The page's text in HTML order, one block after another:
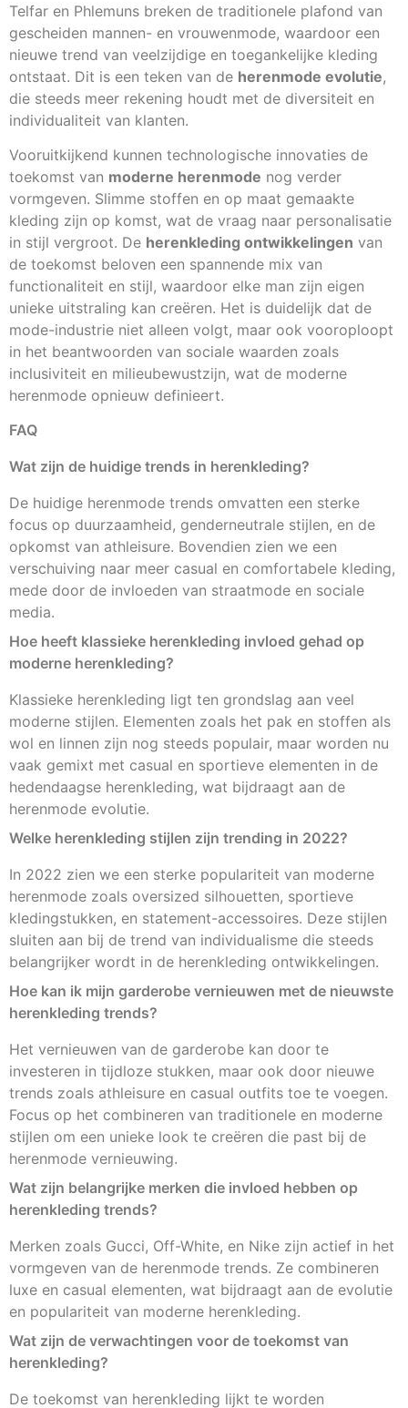
Telfar en Phlemuns breken de traditionele plafond van
gescheiden mannen- en vrouwenmode, waardoor een
nieuwe trend van veelzijdige en toegankelijke kleding
ontstaat. Dit is een teken van de herenmode evolutie,
die steeds meer rekening houdt met de diversiteit en
individualiteit van klanten.
Vooruitkijkend kunnen technologische innovaties de
toekomst van moderne herenmode nog verder
vormgeven. Slimme stoffen en op maat gemaakte
kleding zijn op komst, wat de vraag naar personalisatie
in stijl vergroot. De herenkleding ontwikkelingen van
de toekomst beloven een spannende mix van
functionaliteit en stijl, waardoor elke man zijn eigen
unieke uitstraling kan creëren. Het is duidelijk dat de
mode-industrie niet alleen volgt, maar ook vooroploopt
in het beantwoorden van sociale waarden zoals
inclusiviteit en milieubewustzijn, wat de moderne
herenmode opnieuw definieert.
FAQ
Wat zijn de huidige trends in herenkleding?
De huidige herenmode trends omvatten een sterke
focus op duurzaamheid, genderneutrale stijlen, en de
opkomst van athleisure. Bovendien zien we een
verschuiving naar meer casual en comfortabele kleding,
mede door de invloeden van straatmode en sociale
media.
Hoe heeft klassieke herenkleding invloed gehad op
moderne herenkleding?
Klassieke herenkleding ligt ten grondslag aan veel
moderne stijlen. Elementen zoals het pak en stoffen als
wol en linnen zijn nog steeds populair, maar worden nu
vaak gemixt met casual en sportieve elementen in de
hedendaagse herenkleding, wat bijdraagt aan de
herenmode evolutie.
Welke herenkleding stijlen zijn trending in 2022?
In 2022 zien we een sterke populariteit van moderne
herenmode zoals oversized silhouetten, sportieve
kledingstukken, en statement-accessoires. Deze stijlen
sluiten aan bij de trend van individualisme die steeds
belangrijker wordt in de herenkleding ontwikkelingen.
Hoe kan ik mijn garderobe vernieuwen met de nieuwste
herenkleding trends?
Het vernieuwen van de garderobe kan door te
investeren in tijdloze stukken, maar ook door nieuwe
trends zoals athleisure en casual outfits toe te voegen.
Focus op het combineren van traditionele en moderne
stijlen om een unieke look te creëren die past bij de
herenmode vernieuwing.
Wat zijn belangrijke merken die invloed hebben op
herenkleding trends?
Merken zoals Gucci, Off-White, en Nike zijn actief in het
vormgeven van de herenmode trends. Ze combineren
luxe en casual elementen, wat bijdraagt aan de evolutie
en populariteit van moderne herenkleding.
Wat zijn de verwachtingen voor de toekomst van
herenkleding?
De toekomst van herenkleding lijkt te worden